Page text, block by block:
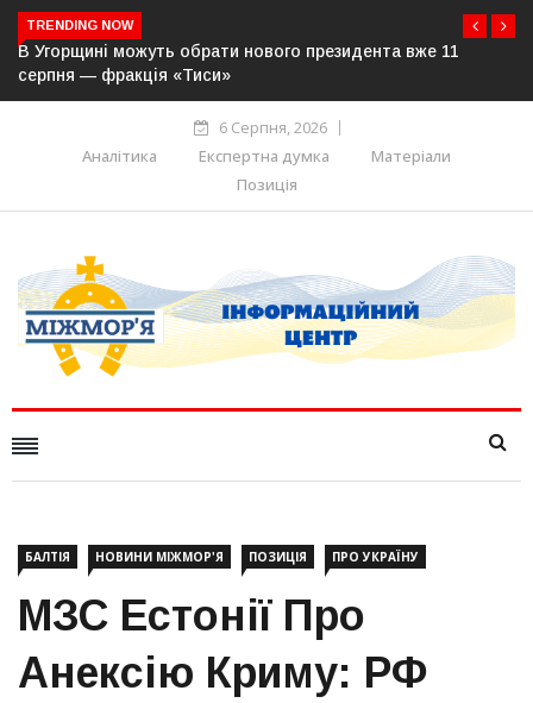
TRENDING NOW
Румунія через посуху зіткнулася з енергетичною кризою:
влада обмежує споживання та рятує роботу АЕС
6 Серпня, 2026
Аналітика
Експертна думка
Матеріали
Позиція
БАЛТІЯ НОВИНИ МІЖМОР'Я ПОЗИЦІЯ ПРО УКРАЇНУ
МЗС Естонії Про
Анексію Криму: РФ